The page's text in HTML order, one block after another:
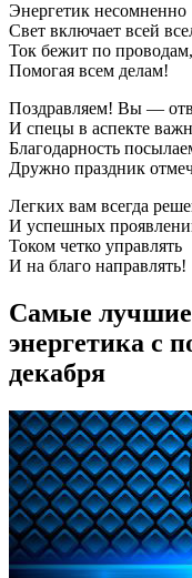
Энергетик несомненно
Свет включает всей
Ток бежит по проводам,
Помогая всем делам!
Поздравляем! Вы —
И спецы в аспекте
Благодарность
Дружно праздник
Легких вам всегда
И успешных
Током четко управлять
И на благо направлять!
Самые лучшие
энергетика с
декабря